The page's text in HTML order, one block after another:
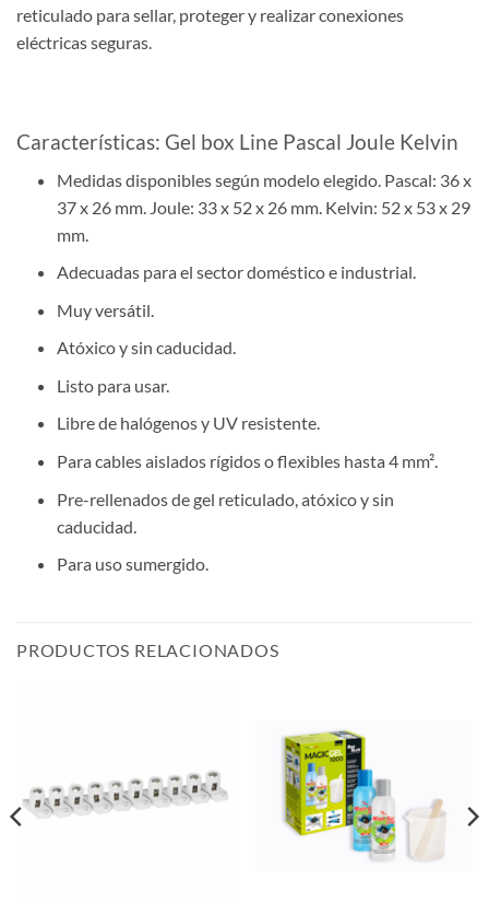
reticulado para sellar, proteger y realizar conexiones
eléctricas seguras.
Características: Gel box Line Pascal Joule Kelvin
Medidas disponibles según modelo elegido. Pascal: 36 x
37 x 26 mm. Joule: 33 x 52 x 26 mm. Kelvin: 52 x 53 x 29
mm.
Adecuadas para el sector doméstico e industrial.
Muy versátil.
Atóxico y sin caducidad.
Listo para usar.
Libre de halógenos y UV resistente.
Para cables aislados rígidos o flexibles hasta 4 mm².
Pre-rellenados de gel reticulado, atóxico y sin
caducidad.
Para uso sumergido.
PRODUCTOS RELACIONADOS